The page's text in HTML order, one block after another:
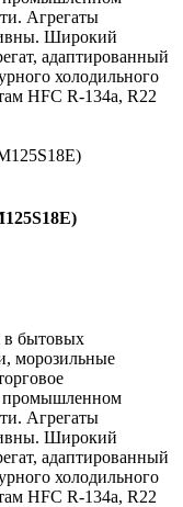
Агрегаты
Широкий
адаптированный
холодильного
HFC R-134a, R22
в бытовых
морозильные
промышленном
Агрегаты
Широкий
адаптированный
холодильного
HFC R-134a, R22